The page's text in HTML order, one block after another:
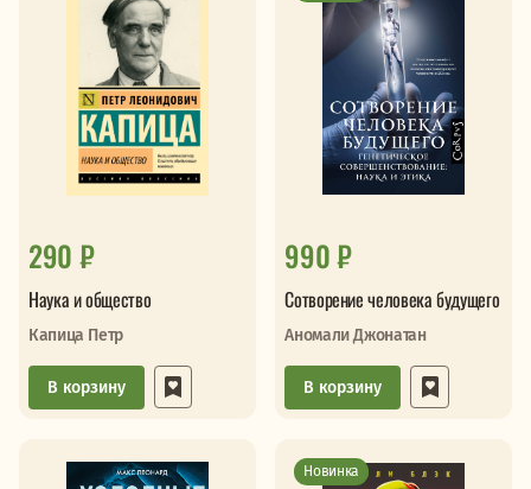
290 ₽
Наука и общество
Капица Петр
В корзину
990 ₽
Сотворение человека будущего
Аномали Джонатан
В корзину
Новинка